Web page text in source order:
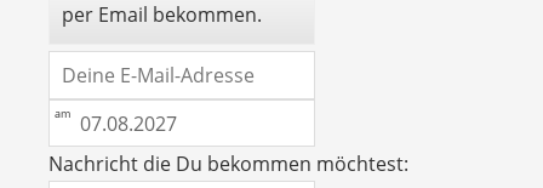
per Email bekommen.
Nachricht die Du bekommen möchtest: